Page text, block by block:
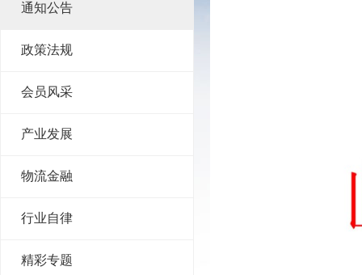
通知公告
政策法规
会员风采
产业发展
物流金融
行业自律
精彩专题